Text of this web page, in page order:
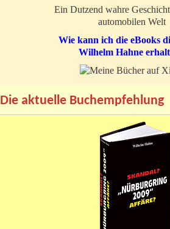
Ein Dutzend wahre
automobilen Welt
Wie kann ich die eBooks
Wilhelm Hahne
Die aktuelle Buchempfehlung